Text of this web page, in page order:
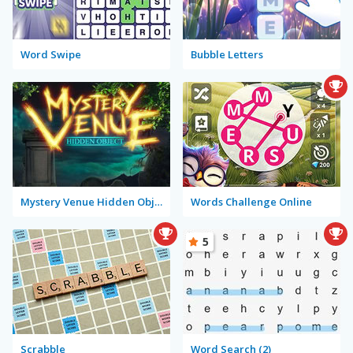
Word Swipe Bubble Letters
Mystery Venue Hidden Object Words Challenge Online
Scrabble Word Search (2)
5